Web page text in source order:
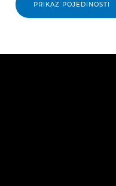
PRIKAZ POJEDINOSTI